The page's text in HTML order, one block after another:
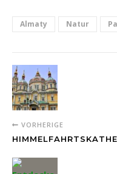
Almaty Natur
VORHERIGE